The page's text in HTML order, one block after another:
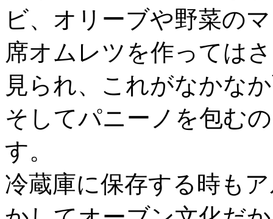
ビ、オリーブや野菜の
席オムレツを作っては
見られ、これがなかな
そしてパニーノを包む
す。
冷蔵庫に保存する時も